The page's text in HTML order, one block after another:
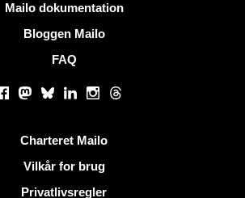
Mailo dokumentation
Bloggen Mailo
FAQ
Facebook
Mastodon
BlueskyLinkedInInstagram
Threads
Charteret Mailo
Vilkår for brug
Privatlivsregler